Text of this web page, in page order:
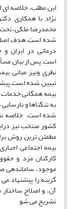
این مطلب، خلاصه
نژاد با همکاری
محمدرضا ملکی،
شده است.هدف اصلی
درمانی در ایران
است.پس از بیان
نظری ونیز مبانی
تبیین شده
بیمه همگانی
به تنگناها و
کشور منتخب نیز
مطمئن ترین روش
بیمه اجتماعی
کارکنان مزد و
موجود، ساماندهی
گزینه را پیشنهاد
آن، و اصلاح
تشریح می شو